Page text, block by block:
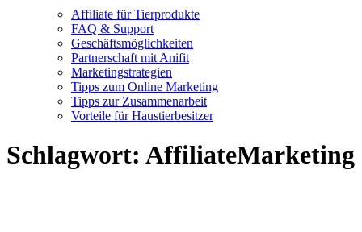
Affiliate für Tierprodukte
FAQ & Support
Geschäftsmöglichkeiten
Partnerschaft mit Anifit
Marketingstrategien
Tipps zum Online Marketing
Tipps zur Zusammenarbeit
Vorteile für Haustierbesitzer
Schlagwort: AffiliateMarketing